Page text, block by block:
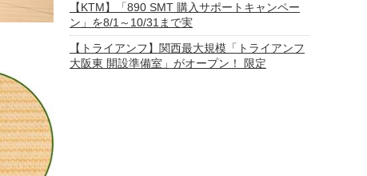
【KTM】「890 SMT 購入サポートキャンペー
ン」を8/1～10/31まで実
【トライアンフ】関西最大規模「トライアンフ
大阪東 開設準備室」がオープン！ 限定